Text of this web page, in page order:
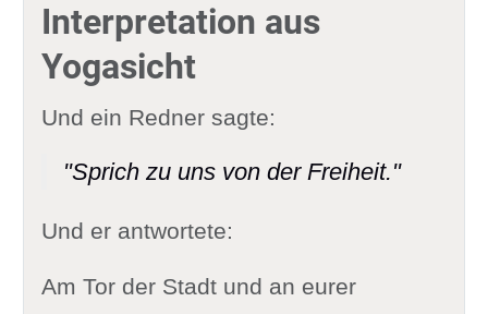
Interpretation aus
Yogasicht
Und ein Redner sagte:
"Sprich zu uns von der Freiheit."
Und er antwortete:
Am Tor der Stadt und an eurer